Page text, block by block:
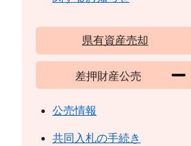
県有資産売却
差押財産公売
公売情報
共同入札の手続き